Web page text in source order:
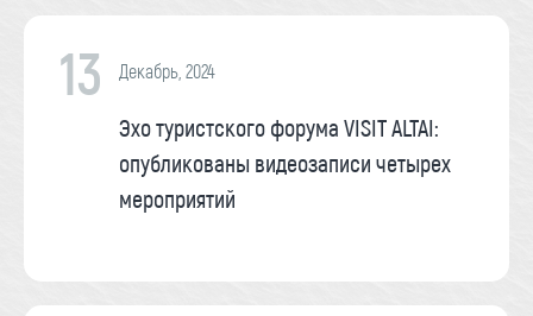
13 Декабрь, 2024
Эхо туристского форума VISIT ALTAI:
опубликованы видеозаписи четырех
мероприятий